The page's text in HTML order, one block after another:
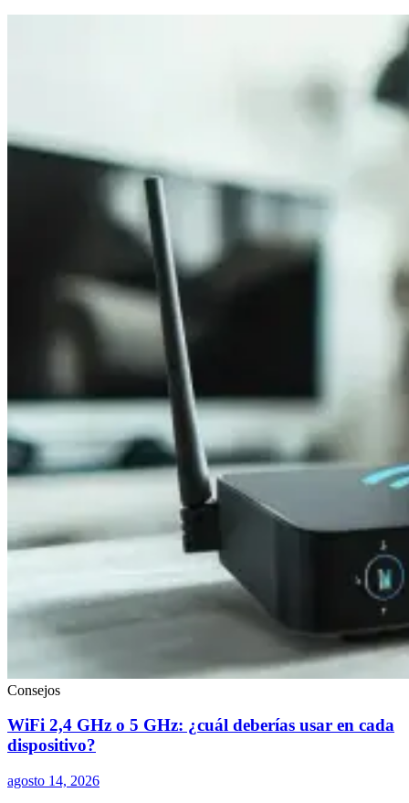
Consejos
WiFi 2,4 GHz o 5 GHz: ¿cuál deberías usar en cada
dispositivo?
agosto 14, 2026